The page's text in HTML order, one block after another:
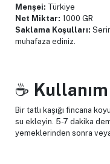
Menşei: Türkiye
Net Miktar: 1000 GR
Saklama Koşulları:
muhafaza ediniz.
☕
Bir tatlı kaşığı fincana
su ekleyin. 5-7 dakika
yemeklerinden sonra